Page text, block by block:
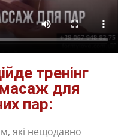
тренінг
для
пар:
які нещодавно